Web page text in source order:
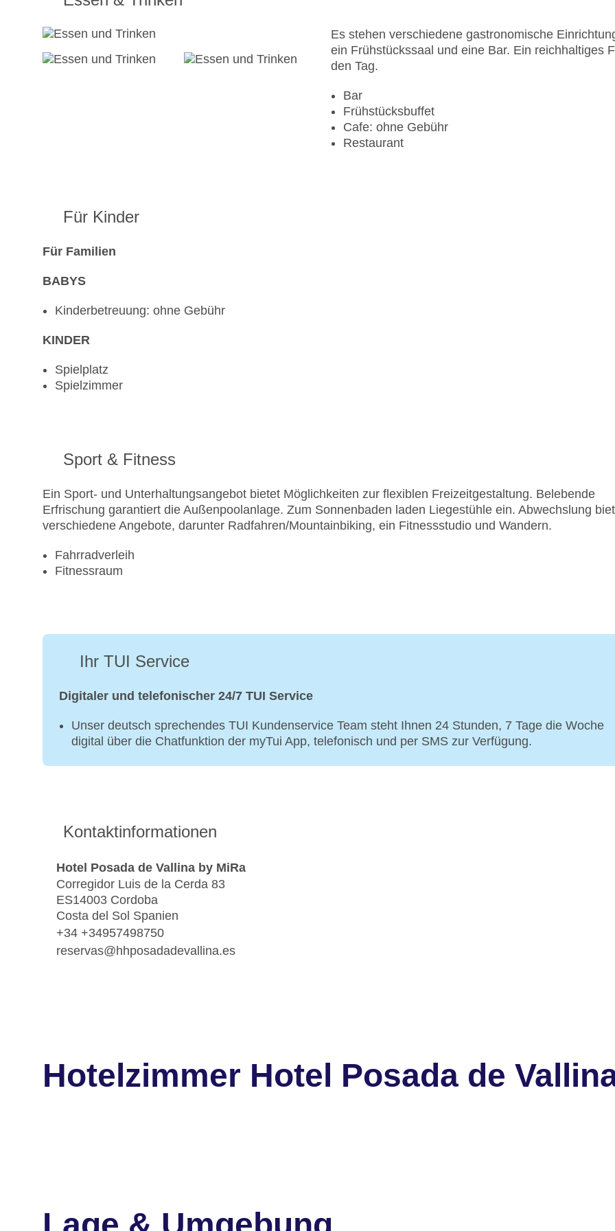
Es stehen verschiedene gastronomische
ein Frühstückssaal und eine Bar. Ein reichhaltiges
den Tag.
Bar
Frühstücksbuffet
Cafe: ohne Gebühr
Restaurant
Für Kinder
Für Familien
BABYS
Kinderbetreuung: ohne Gebühr
KINDER
Spielplatz
Spielzimmer
Sport & Fitness
Ein Sport- und Unterhaltungsangebot bietet Möglichkeiten zur flexiblen Freizeitgestaltung. Belebende
Erfrischung garantiert die Außenpoolanlage. Zum Sonnenbaden laden Liegestühle ein. Abwechslung
verschiedene Angebote, darunter Radfahren/Mountainbiking, ein Fitnessstudio und Wandern.
Fahrradverleih
Fitnessraum
Ihr TUI Service
Digitaler und telefonischer 24/7 TUI Service
Unser deutsch sprechendes TUI Kundenservice Team steht Ihnen 24 Stunden, 7 Tage die Woche
digital über die Chatfunktion der myTui App, telefonisch und per SMS zur Verfügung.
Kontaktinformationen
Hotel Posada de Vallina by MiRa
Corregidor Luis de la Cerda 83
ES14003 Cordoba
Costa del Sol Spanien
+34 +34957498750
reservas@hhposadadevallina.es
Hotelzimmer Hotel Posada de